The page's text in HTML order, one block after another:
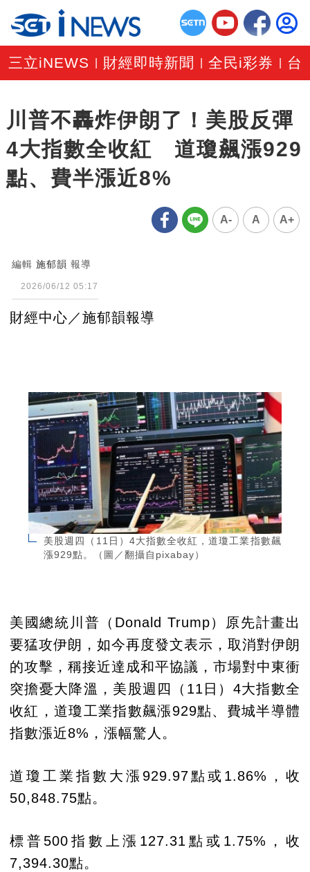
三立iNEWS 財經即時新聞 |全民i彩券 台
川普不轟炸伊朗了！美股反彈
4大指數全收紅 道瓊飆漲929
點、費半漲近8%
A- A A+
編輯 施郁韻 報導
2026/06/12 05:17
財經中心／施郁韻報導
美股週四（11日）4大指數全收紅，道瓊工業指數飆
漲929點。（圖／翻攝自pixabay）
美國總統川普（Donald Trump）原先計畫出
要猛攻伊朗，如今再度發文表示，取消對伊朗
的攻擊，稱接近達成和平協議，市場對中東衝
突擔憂大降溫，美股週四（11日）4大指數全
收紅，道瓊工業指數飆漲929點、費城半導體
指數漲近8%，漲幅驚人。
道瓊工業指數大漲929.97點或1.86%，收
50,848.75點。
標普500指數上漲127.31點或1.75%，收
7,394.30點。